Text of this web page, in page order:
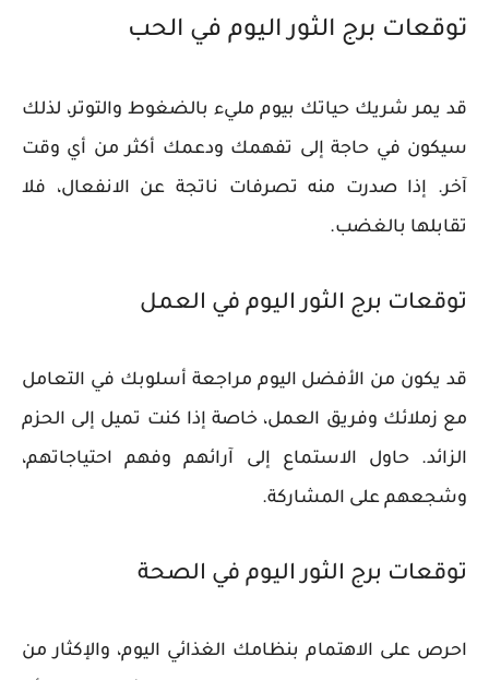
توقعات برج الثور اليوم في الحب
قد يمر شريك حياتك بيوم مليء بالضغوط والتوتر، لذلك
سيكون في حاجة إلى تفهمك ودعمك أكثر من أي وقت
آخر. إذا صدرت منه تصرفات ناتجة عن الانفعال، فلا
تقابلها بالغضب.
توقعات برج الثور اليوم في العمل
قد يكون من الأفضل اليوم مراجعة أسلوبك في التعامل
مع زملائك وفريق العمل، خاصة إذا كنت تميل إلى الحزم
الزائد. حاول الاستماع إلى آرائهم وفهم احتياجاتهم،
وشجعهم على المشاركة.
توقعات برج الثور اليوم في الصحة
احرص على الاهتمام بنظامك الغذائي اليوم، والإكثار من